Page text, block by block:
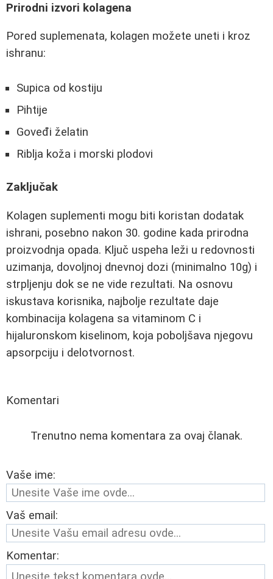
Prirodni izvori kolagena
Pored suplemenata, kolagen možete uneti i kroz
ishranu:
Supica od kostiju
Pihtije
Goveđi želatin
Riblja koža i morski plodovi
Zaključak
Kolagen suplementi mogu biti koristan dodatak
ishrani, posebno nakon 30. godine kada prirodna
proizvodnja opada. Ključ uspeha leži u redovnosti
uzimanja, dovoljnoj dnevnoj dozi (minimalno 10g) i
strpljenju dok se ne vide rezultati. Na osnovu
iskustava korisnika, najbolje rezultate daje
kombinacija kolagena sa vitaminom C i
hijaluronskom kiselinom, koja poboljšava njegovu
apsorpciju i delotvornost.
Komentari
Trenutno nema komentara za ovaj članak.
Vaše ime:
Vaš email:
Komentar: